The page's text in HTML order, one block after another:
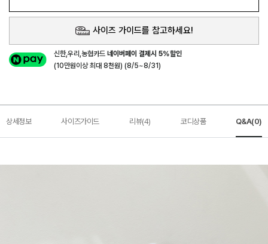
사이즈 가이드를 참고하세요!
신한,우리,농협카드네이버페이 결제시 5%할인
(10만원이상 최대 8천원) (8/5~8/31)
상세정보 사이즈가이드 리뷰(4) 코디상품 Q&A(0)